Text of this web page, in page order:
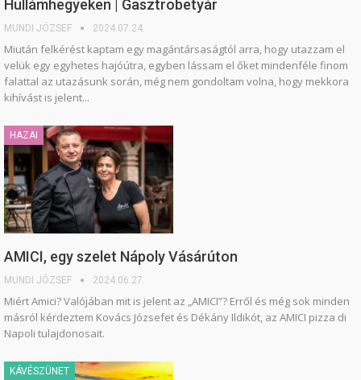
Hullámhegyeken | Gasztrobetyár
MUNDI JÓZSEF 2024.07.24.
Miután felkérést kaptam egy magántársaságtól arra, hogy utazzam el
velük egy egyhetes hajóútra, egyben lássam el őket mindenféle finom
falattal az utazásunk során, még nem gondoltam volna, hogy mekkora
kihívást is jelent...
HAZAI
AMICI, egy szelet Nápoly Vásárúton
MUNDI JÓZSEF 2024.06.27.
Miért Amici? Valójában mit is jelent az „AMICI”? Erről és még sok minden
másról kérdeztem Kovács Józsefet és Dékány Ildikót, az AMICI pizza di
Napoli tulajdonosait.
KÁVÉSZÜNET